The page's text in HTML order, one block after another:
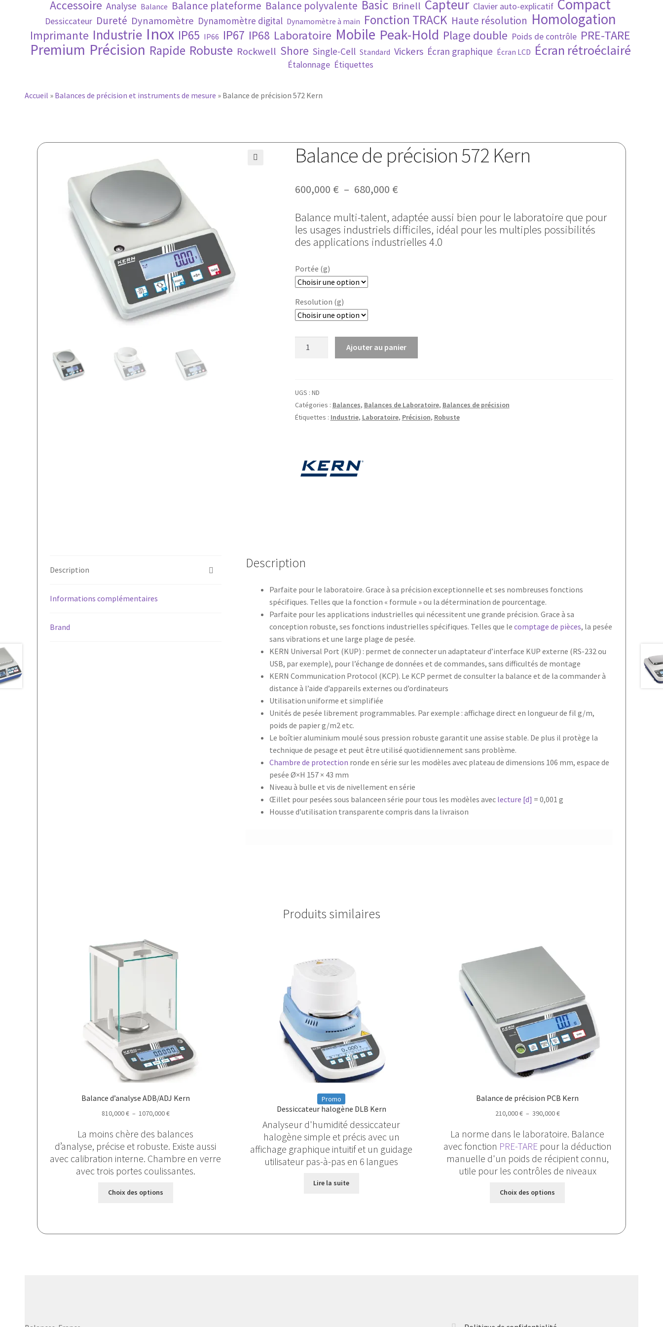
Accessoire Analyse Balance Balance plateforme Balance polyvalente Basic Brinell Capteur Clavier auto-explicatif Compact
Dessiccateur Dureté Dynamomètre Dynamomètre digital Dynamomètre à main Fonction TRACK Haute résolution Homologation
Imprimante Industrie Inox IP65 IP66 IP67 IP68 Laboratoire Mobile Peak-Hold Plage double Poids de contrôle PRE-TARE
Premium Précision Rapide Robuste Rockwell Shore Single-Cell Standard Vickers Écran graphique Écran LCD Écran rétroéclairé
Étalonnage Étiquettes
Accueil » Balances de précision et instruments de mesure » Balance de précision 572 Kern
Balance de précision 572 Kern
600,000 € – 680,000 €Plage
prix :
600,000 €
à
680,000 €
Balance multi-talent, adaptée aussi bien pour le laboratoire que pour
les usages industriels difficiles, idéal pour les multiples possibilités
des applications industrielles 4.0
Portée (g)
Resolution (g)
précision
572
Kern
Ajouter au panier
UGS : ND
Catégories : Balances, Balances de Laboratoire, Balances de précision
Étiquettes : Industrie, Laboratoire, Précision, Robuste
Description
Informations complémentaires
Brand
Description
Parfaite pour le laboratoire. Grace à sa précision exceptionnelle et ses nombreuses fonctions
spécifiques. Telles que la fonction « formule » ou la détermination de pourcentage.
Parfaite pour les applications industrielles qui nécessitent une grande précision. Grace à sa
conception robuste, ses fonctions industrielles spécifiques. Telles que lecomptage de pièces, la pesée
sans vibrations et une large plage de pesée.
KERN Universal Port (KUP) : permet de connecter un adaptateur d’interface KUP externe (RS-232 ou
USB, par exemple), pour l’échange de données et de commandes, sans difficultés de montage
KERN Communication Protocol (KCP). Le KCP permet de consulter la balance et de la commander à
distance à l’aide d’appareils externes ou d’ordinateurs
Utilisation uniforme et simplifiée
Unités de pesée librement programmables. Par exemple : affichage direct en longueur de fil g/m,
poids de papier g/m2 etc.
Le boîtier aluminium moulé sous pression robuste garantit une assise stable. De plus il protège la
technique de pesage et peut être utilisé quotidiennement sans problème.
Chambre de protection ronde en série sur les modèles avec plateau de dimensions 106 mm, espace de
pesée Ø×H 157 × 43 mm
Niveau à bulle et vis de nivellement en série
Œillet pour pesées sous balanceen série pour tous les modèles avec lecture [d] = 0,001 g
Housse d’utilisation transparente compris dans la livraison
Produits similaires
Balance d’analyse ADB/ADJ Kern
810,000€ – 1070,000€Plage
prix :
810,000 €
à
1070,000 €
La moins chère des balances
d’analyse, précise et robuste. Existe aussi
avec calibration interne. Chambre en verre
avec trois portes coulissantes.
Choix des options
variations.
Promo
Dessiccateur halogène DLB Kern
Analyseur d'humidité dessiccateur
halogène simple et précis avec un
affichage graphique intuitif et un guidage
utilisateur pas-à-pas en 6 langues
Lire la suite
Balance de précision PCB Kern
210,000€ – 390,000€Plage
prix :
210,000 €
à
390,000 €
La norme dans le laboratoire. Balance
avec fonction PRE-TAREpour la déduction
manuelle d'un poids de récipient connu,
utile pour les contrôles de niveaux
Choix des options
variations.